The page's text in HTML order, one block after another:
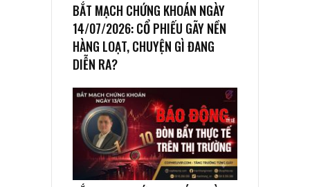
BẮT MẠCH CHỨNG KHOÁN NGÀY
14/07/2026: CỔ PHIẾU GÃY NỀN
HÀNG LOẠT, CHUYỆN GÌ ĐANG
DIỄN RA?